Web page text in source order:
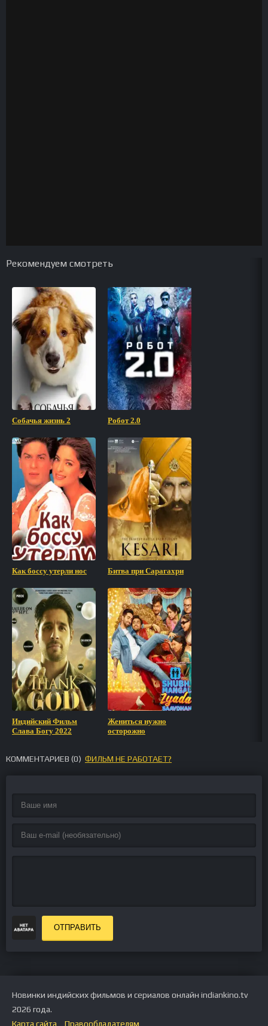
Рекомендуем смотреть
Собачья жизнь 2 Робот 2.0
Как боссу утерли нос Битва при Сарагахри
Индийский Фильм
Слава Богу 2022
Жениться нужно
осторожно
КОММЕНТАРИЕВ (0) ФИЛЬМ НЕ РАБОТАЕТ?
ОТПРАВИТЬ
Новинки индийских фильмов и сериалов онлайн indiankino.tv
2026 года.
Карта сайта
Правообладателям